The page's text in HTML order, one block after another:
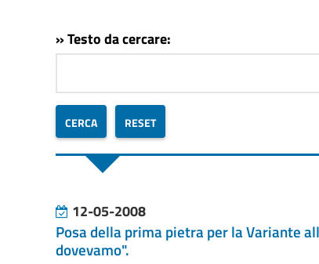
» Testo da cercare:
12-05-2008
Posa della prima pietra per la Variante
dovevamo".